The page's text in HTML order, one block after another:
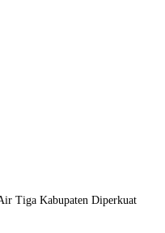
Tiga Kabupaten Diperkuat